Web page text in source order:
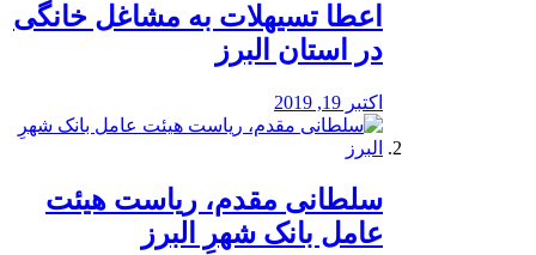
️اعطا تسیهلات به مشاغل خانگی
در استان البرز
اکتبر 19, 2019
سلطانی مقدم، ریاست هیئت
عامل بانک شهرِ البرز